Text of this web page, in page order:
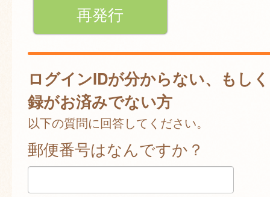
ログインIDが分からない、もし
録がお済みでない方
以下の質問に回答してください。
郵便番号はなんですか？